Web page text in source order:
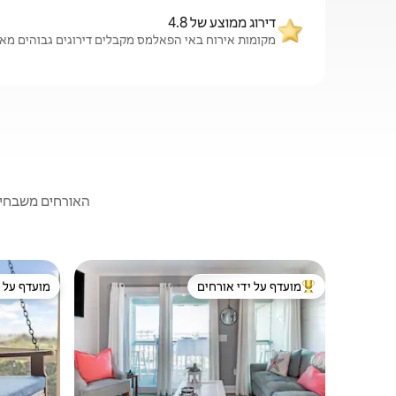
דירוג ממוצע של 4.8
מקומות אירוח באי הפאלמס מקבלים דירוגים גבוהים מאורחים
האורחים
מוביל בקרב נכסים מועדפים על ידי אורחים
מועדף על ידי אורחים מועדף על
מועדף על